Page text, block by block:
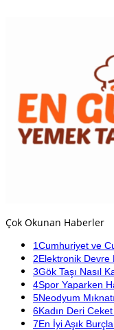
Çok Okunan Haberler
1Cumhuriyet ve
2Elektronik Devre
3Gök Taşı Nasıl
4Spor Yaparken
5Neodyum
6Kadın Deri
7En İyi Aşık